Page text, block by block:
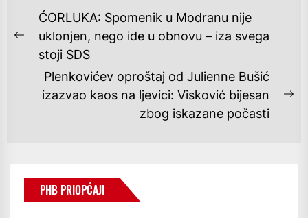
NAVIGACIJA
OBJAVA
Previous
post:
ĆORLUKA: Spomenik u Modranu nije
uklonjen, nego ide u obnovu – iza svega
stoji SDS
Plenkovićev oproštaj od Julienne Bušić
izazvao kaos na ljevici: Visković bijesan
zbog iskazane počasti
PHB PRIOPĆAJI